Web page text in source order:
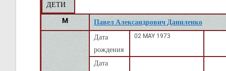
ДЕТИ
M
Павел Александрович Даниленко
Дата
рождения
02 MAY 1973
Дата